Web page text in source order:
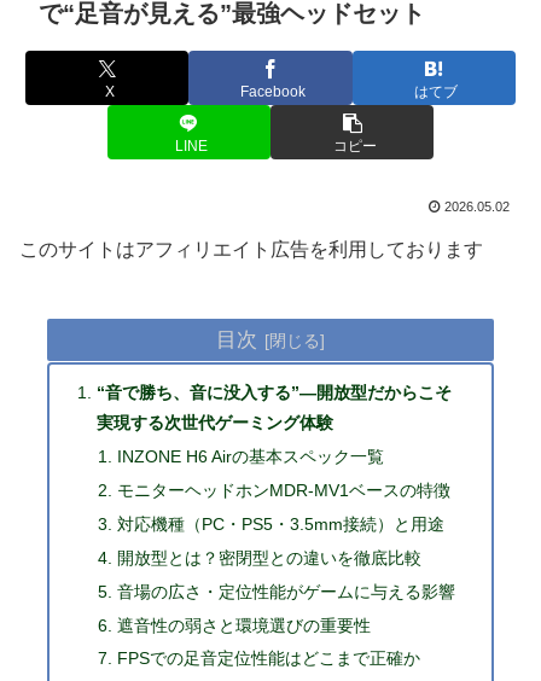
で“足音が見える”最強ヘッドセット
X Facebook はてブ
LINE コピー
2026.05.02
このサイトはアフィリエイト広告を利用しております
目次
“音で勝ち、音に没入する”―開放型だからこそ
実現する次世代ゲーミング体験
INZONE H6 Airの基本スペック一覧
モニターヘッドホンMDR-MV1ベースの特徴
対応機種（PC・PS5・3.5mm接続）と用途
開放型とは？密閉型との違いを徹底比較
音場の広さ・定位性能がゲームに与える影響
遮音性の弱さと環境選びの重要性
FPSでの足音定位性能はどこまで正確か